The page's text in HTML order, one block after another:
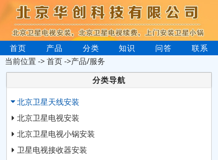
首页 产品 分类 知识 问答
联系
当前位置 ->首页->产品/服务
分类导航
北京卫星天线安装
北京卫星电视安装
北京卫星电视小锅安装
卫星电视接收器安装